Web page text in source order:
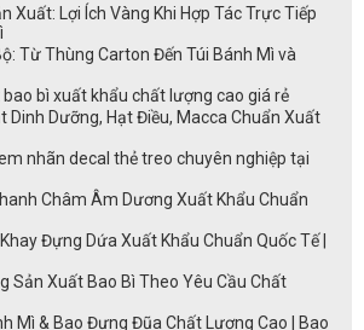
Xuất: Lợi Ích Vàng Khi Hợp Tác Trực Tiếp
Từ Thùng Carton Đến Túi Bánh Mì và
bì xuất khẩu chất lượng cao giá rẻ
Dinh Dưỡng, Hạt Điều, Macca Chuẩn Xuất
nhãn decal thẻ treo chuyên nghiệp tại
Châm Âm Dương Xuất Khẩu Chuẩn
Đựng Dứa Xuất Khẩu Chuẩn Quốc Tế |
Sản Xuất Bao Bì Theo Yêu Cầu Chất
Mì & Bao Đựng Đũa Chất Lượng Cao | Bao